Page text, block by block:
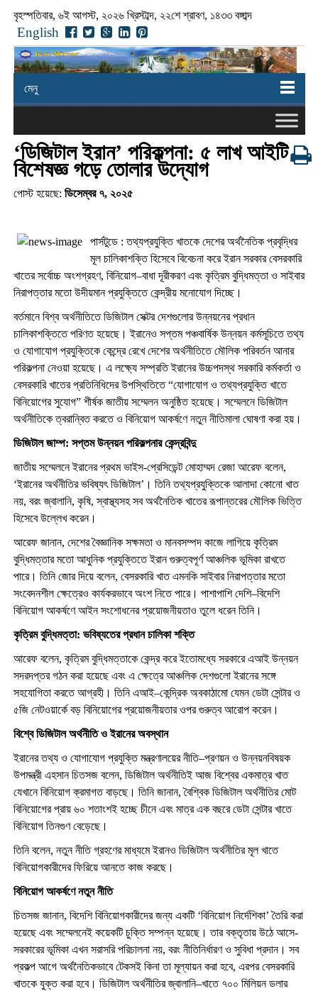
বৃহস্পতিবার, ৬ই আগস্ট, ২০২৬ খ্রিস্টাব্দ, ২২শে শ্রাবণ, ১৪৩৩ বঙ্গাব্দ
English
মেনু
‘ডিজিটাল ইরান’ পরিকল্পনা: ৫ লাখ আইটি
বিশেষজ্ঞ গড়ে তোলার উদ্যোগ
পোস্ট হয়েছে: ডিসেম্বর ৭, ২০২৫
পার্সটুডে : তথ্যপ্রযুক্তি খাতকে দেশের অর্থনৈতিক প্রবৃদ্ধির
মূল চালিকাশক্তি হিসেবে বিবেচনা করে ইরান সরকার বেসরকারি
খাতের সর্বোচ্চ অংশগ্রহণ, বিনিয়োগ–বাধা দূরীকরণ এবং কৃত্রিম বুদ্ধিমত্তা ও সাইবার
নিরাপত্তার মতো উদীয়মান প্রযুক্তিতে কেন্দ্রীয় মনোযোগ দিচ্ছে।
বর্তমানে বিশ্ব অর্থনীতিতে ডিজিটাল সেক্টর দেশগুলোর উন্নয়নের প্রধান
চালিকাশক্তিতে পরিণত হয়েছে। ইরানেও সপ্তম পঞ্চবার্ষিক উন্নয়ন কর্মসূচিতে তথ্য
ও যোগাযোগ প্রযুক্তিকে কেন্দ্রে রেখে দেশের অর্থনীতিতে মৌলিক পরিবর্তন আনার
পরিকল্পনা নেওয়া হয়েছে। এ লক্ষ্যে সম্প্রতি ইরানের উচ্চপদস্থ সরকারি কর্মকর্তা ও
বেসরকারি খাতের প্রতিনিধিদের উপস্থিতিতে “যোগাযোগ ও তথ্যপ্রযুক্তি খাতে
বিনিয়োগের সুযোগ” শীর্ষক জাতীয় সম্মেলন অনুষ্ঠিত হয়েছে। সম্মেলনে ডিজিটাল
অর্থনীতিকে ত্বরান্বিত করতে ও বিনিয়োগ আকর্ষণে নতুন নীতিমালা ঘোষণা করা হয়।
ডিজিটাল জাম্প: সপ্তম উন্নয়ন পরিকল্পনার কেন্দ্রবিন্দু
জাতীয় সম্মেলনে ইরানের প্রথম ভাইস-প্রেসিডেন্ট মোহাম্মদ রেজা আরেফ বলেন,
‘ইরানের অর্থনীতির ভবিষ্যৎ ডিজিটাল’। তিনি তথ্যপ্রযুক্তিকে আলাদা কোনো খাত
নয়, বরং জ্বালানি, কৃষি, স্বাস্থ্যসহ সব অর্থনৈতিক খাতের রূপান্তরের মৌলিক ভিত্তি
হিসেবে উল্লেখ করেন।
আরেফ জানান, দেশের বৈজ্ঞানিক সক্ষমতা ও মানবসম্পদ কাজে লাগিয়ে কৃত্রিম
বুদ্ধিমত্তার মতো আধুনিক প্রযুক্তিতে ইরান গুরুত্বপূর্ণ আঞ্চলিক ভূমিকা রাখতে
পারে। তিনি জোর দিয়ে বলেন, বেসরকারি খাত এমনকি সাইবার নিরাপত্তার মতো
সংবেদনশীল ক্ষেত্রেও কার্যকরভাবে অংশ নিতে পারে। পাশাপাশি দেশি–বিদেশি
বিনিয়োগ আকর্ষণে আইন সংশোধনের প্রয়োজনীয়তাও তুলে ধরেন তিনি।
কৃত্রিম বুদ্ধিমত্তা: ভবিষ্যতের প্রধান চালিকা শক্তি
আরেফ বলেন, কৃত্রিম বুদ্ধিমত্তাকে কেন্দ্র করে ইতোমধ্যে সরকারে এআই উন্নয়ন
সদরদপ্তর গঠন করা হয়েছে এবং এ ক্ষেত্রে আঞ্চলিক দেশগুলো ইরানের সঙ্গে
সহযোগিতা করতে আগ্রহী। তিনি এআই–কেন্দ্রিক অবকাঠামো যেমন ডেটা সেন্টার ও
৫জি নেটওয়ার্কে বড় বিনিয়োগের প্রয়োজনীয়তার ওপর গুরুত্ব আরোপ করেন।
বিশ্বে ডিজিটাল অর্থনীতি ও ইরানের অবস্থান
ইরানের তথ্য ও যোগাযোগ প্রযুক্তি মন্ত্রণালয়ের নীতি–প্রণয়ন ও উন্নয়নবিষয়ক
উপমন্ত্রী এহসান চিতসজ বলেন, ডিজিটাল অর্থনীতিই আজ বিশ্বের একমাত্র খাত
যেখানে বিনিয়োগ ক্রমাগত বাড়ছে। তিনি জানান, বৈশ্বিক ডিজিটাল অর্থনীতির মোট
বিনিয়োগের প্রায় ৬০ শতাংশই হচ্ছে চীনে এবং মাত্র এক বছরে ডেটা সেন্টার খাতে
বিনিয়োগ তিনগুণ বেড়েছে।
তিনি বলেন, নতুন নীতি গ্রহণের মাধ্যমে ইরানও ডিজিটাল অর্থনীতির মূল খাতে
বিনিয়োগকারীদের ফিরিয়ে আনতে কাজ করছে।
বিনিয়োগ আকর্ষণে নতুন নীতি
চিতসজ জানান, বিদেশি বিনিয়োগকারীদের জন্য একটি ‘বিনিয়োগ নির্দেশিকা’ তৈরি করা
হয়েছে এবং সম্মেলনেই কয়েকটি চুক্তি সম্পন্ন হয়েছে। তার বক্তৃতায় উঠে আসে-
সরকারের ভূমিকা এখন সরাসরি পরিচালনা নয়, বরং নীতিনির্ধারণ ও সুবিধা প্রদান। সব
প্রকল্প আগে অর্থনৈতিকভাবে টেকসই কিনা তা মূল্যায়ন করা হবে, এরপর বেসরকারি
খাতকে যুক্ত করা হবে। ডিজিটাল অর্থনীতির জ্বালানি–খাতে ৭০০ মিলিয়ন ডলার